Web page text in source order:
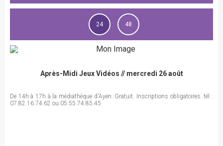
24 48
Après-Midi Jeux Vidéos // mercredi 26 août
De 14h à 17h à la médiathèque d'Ayen. Gratuit. Inscriptions obligatoires. tél :
07.82.16.74.62 ou 05.55.74.85.45